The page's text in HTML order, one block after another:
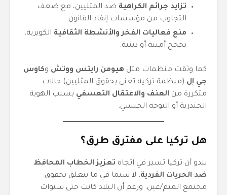
تزايد جرائم الكراهية ضد المثليين، مع ضعف
التجاوب من مؤسسات إنفاذ القانون.
منع فعاليات الفخر والأنشطة الثقافية الكويرية،
بحجج أمنية أو دينية.
كما وثقت منظمات مثل هيومن رايتس ووتش وكاوس
جي إل (منظمة تركية تعنى بحقوق المثليين) حالات
متكررة من العنف والاعتقال التعسفي بسبب الهوية
الجندرية أو التوجه الجنسي.
هل تركيا على مفترق طرق؟
يبدو أن تركيا تسير في اتجاه تعزيز الخطاب المحافظ
ضد الحريات الفردية، لا سيما في ما يتعلق بحقوق
مجتمع الميم/عين. ورغم أن البلاد كانت حتى سنوات